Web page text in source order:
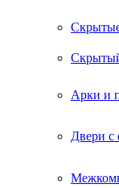
Арки и
Двери с